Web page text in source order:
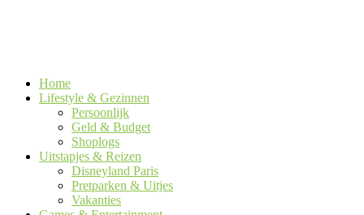
Home
Lifestyle & Gezinnen
Persoonlijk
Geld & Budget
Shoplogs
Uitstapjes & Reizen
Disneyland Paris
Pretparken & Uitjes
Vakanties